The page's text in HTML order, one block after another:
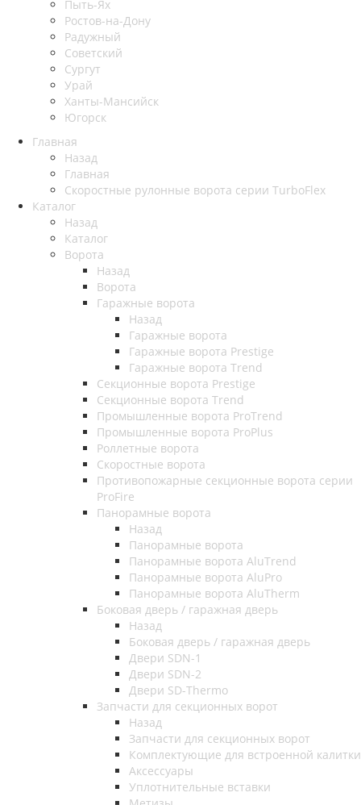
Пыть-Ях
Рoстов-на-Дону
Радужный
Советский
Сургут
Урай
Ханты-Мансийск
Югорск
Главная
Назад
Главная
Скоростные рулонные ворота серии TurboFlex
Каталог
Назад
Каталог
Ворота
Назад
Ворота
Гаражные ворота
Назад
Гаражные ворота
Гаражные ворота Prestige
Гаражные ворота Trend
Секционные ворота Prestige
Секционные ворота Trend
Промышленные ворота ProTrend
Промышленные ворота ProPlus
Роллетные ворота
Скоростные ворота
Противопожарные секционные ворота серии
ProFire
Панорамные ворота
Назад
Панорамные ворота
Панорамные ворота AluTrend
Панорамные ворота AluPro
Панорамные ворота AluTherm
Боковая дверь / гаражная дверь
Назад
Боковая дверь / гаражная дверь
Двери SDN-1
Двери SDN-2
Двери SD-Thermo
Запчасти для секционных ворот
Назад
Запчасти для секционных ворот
Комплектующие для встроенной калитки
Аксессуары
Уплотнительные вставки